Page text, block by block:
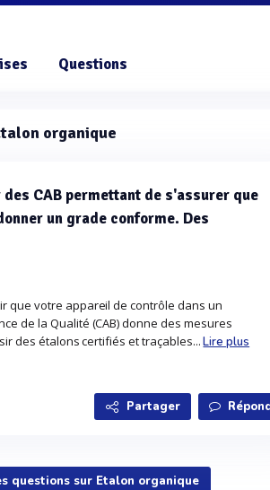
Questions
organique
CAB permettant de s'assurer que
un grade conforme. Des
que votre appareil de contrôle dans un
de la Qualité (CAB) donne des mesures
des étalons certifiés et traçables...Lire plus
Partager
questions sur Etalon organique